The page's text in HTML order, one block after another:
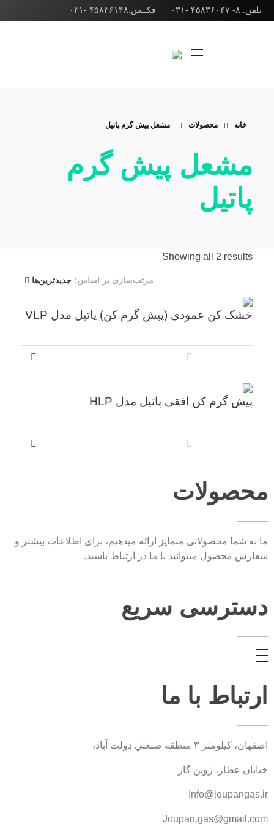
تلفن: ۸- ۴۵۸۳۶۰۴۷ -۰۳۱ فکــس:۴۵۸۳۶۱۴۸ -۰۳۱
خانه محصولات مشعل پیش گرم پاتیل
مشعل پیش گرم
پاتیل
Showing all 2 results
مرتب‌سازی بر اساس: جدیدترین‌ها
خشک کن عمودی (پیش گرم کن) پاتیل مدل VLP
پیش گرم کن افقی پاتیل مدل HLP
محصولات
ما به شما محصولاتی متمایز ارائه میدهیم، برای اطلاعات بیشتر و
سفارش محصول میتوانید با ما در ارتباط باشید.
دسترسی سریع
ارتباط با ما
اصفهان، کيلومتر ۳ منطقه صنعتي دولت آباد،
خیابان عطار، ژوپن گاز
Info@joupangas.ir
Joupan.gas@gmail.com